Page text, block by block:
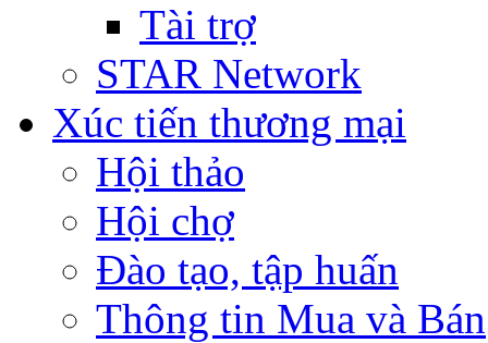
Tài trợ
STAR Network
Xúc tiến thương mại
Hội thảo
Hội chợ
Đào tạo, tập huấn
Thông tin Mua và Bán